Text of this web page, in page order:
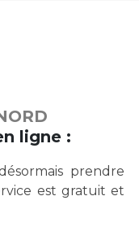
ou de radiologie
ligne :
prendre
est gratuit et